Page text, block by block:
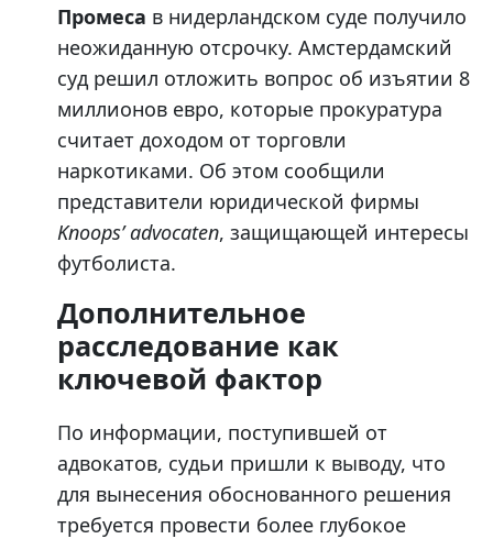
Промеса в нидерландском суде получило
неожиданную отсрочку. Амстердамский
суд решил отложить вопрос об изъятии 8
миллионов евро, которые прокуратура
считает доходом от торговли
наркотиками. Об этом сообщили
представители юридической фирмы
Knoops’ advocaten, защищающей интересы
футболиста.
Дополнительное
расследование как
ключевой фактор
По информации, поступившей от
адвокатов, судьи пришли к выводу, что
для вынесения обоснованного решения
требуется провести более глубокое